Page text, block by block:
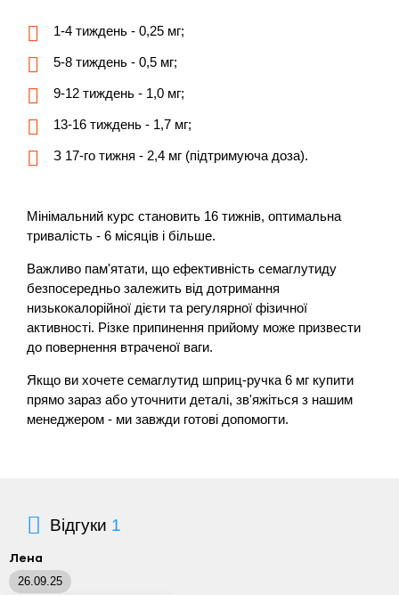
1-4 тиждень - 0,25 мг;
5-8 тиждень - 0,5 мг;
9-12 тиждень - 1,0 мг;
13-16 тиждень - 1,7 мг;
З 17-го тижня - 2,4 мг (підтримуюча доза).
Мінімальний курс становить 16 тижнів, оптимальна
тривалість - 6 місяців і більше.
Важливо пам'ятати, що ефективність семаглутиду
безпосередньо залежить від дотримання
низькокалорійної дієти та регулярної фізичної
активності. Різке припинення прийому може призвести
до повернення втраченої ваги.
Якщо ви хочете семаглутид шприц-ручка 6 мг купити
прямо зараз або уточнити деталі, зв'яжіться з нашим
менеджером - ми завжди готові допомогти.
Відгуки 1
Лена
26.09.25